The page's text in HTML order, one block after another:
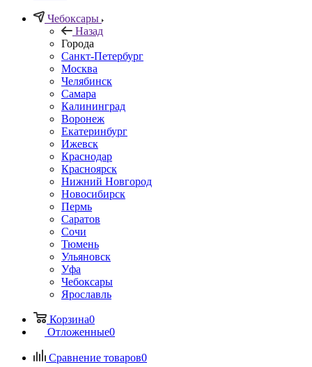
Чебоксары
Назад
Города
Санкт-Петербург
Москва
Челябинск
Самара
Калининград
Воронеж
Екатеринбург
Ижевск
Краснодар
Красноярск
Нижний Новгород
Новосибирск
Пермь
Саратов
Сочи
Тюмень
Ульяновск
Уфа
Чебоксары
Ярославль
Корзина0
Отложенные0
Сравнение товаров0